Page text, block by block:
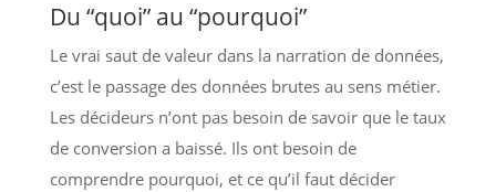
Du “quoi” au “pourquoi”
Le vrai saut de valeur dans la narration de données,
c’est le passage des données brutes au sens métier.
Les décideurs n’ont pas besoin de savoir que le taux
de conversion a baissé. Ils ont besoin de
comprendre pourquoi, et ce qu’il faut décider